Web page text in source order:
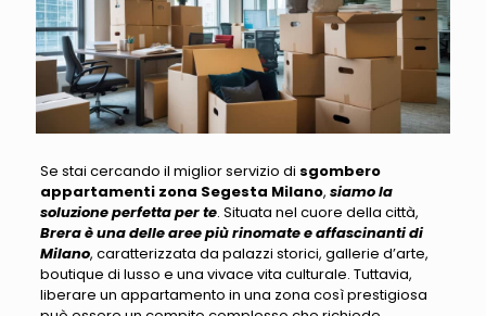
Se stai cercando il miglior servizio di sgombero
appartamenti zona Segesta Milano, siamo la
soluzione perfetta per te. Situata nel cuore della città,
Brera è una delle aree più rinomate e affascinanti di
Milano, caratterizzata da palazzi storici, gallerie d’arte,
boutique di lusso e una vivace vita culturale. Tuttavia,
liberare un appartamento in una zona così prestigiosa